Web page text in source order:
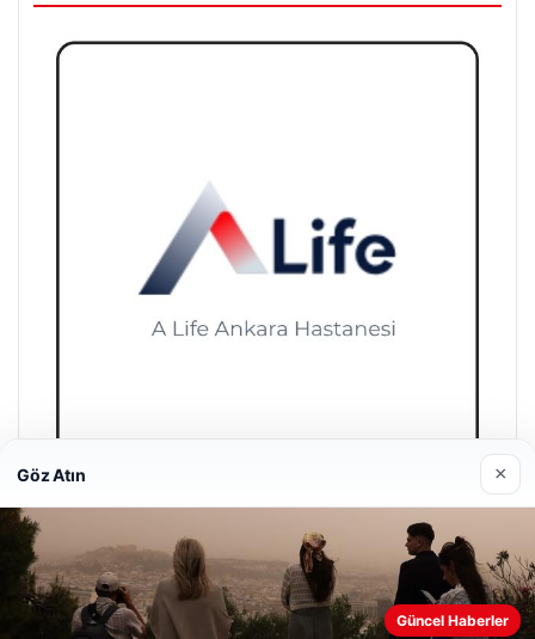
A Life Ankara Hastanesi
27/03/2026
Göz Atın ×
Güncel Haberler